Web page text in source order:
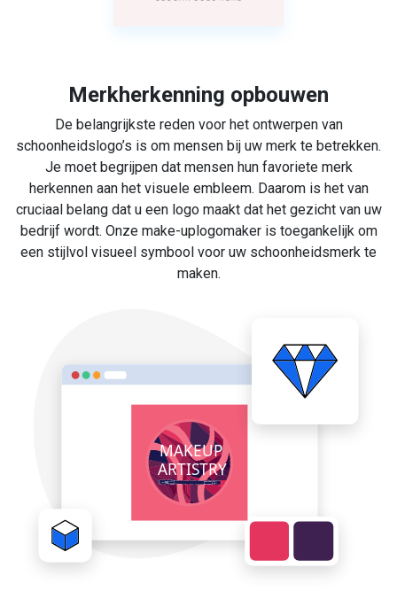
Merkherkenning opbouwen
De belangrijkste reden voor het ontwerpen van
schoonheidslogo’s is om mensen bij uw merk te betrekken.
Je moet begrijpen dat mensen hun favoriete merk
herkennen aan het visuele embleem. Daarom is het van
cruciaal belang dat u een logo maakt dat het gezicht van uw
bedrijf wordt. Onze make-uplogomaker is toegankelijk om
een stijlvol visueel symbool voor uw schoonheidsmerk te
maken.